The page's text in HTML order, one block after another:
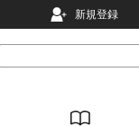
新規登録